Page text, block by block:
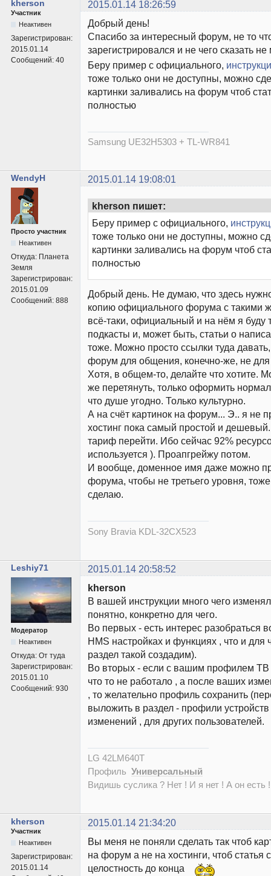
kherson 2015.01.14 18:26:59
Участник
Неактивен
Зарегистрирован:
2015.01.14
Сообщений: 40
Добрый день!
Спасибо за интересный форум, не то
зарегистрировался и не чего сказать
Беру пример с официального,
тоже только они не доступны, можно
картинки заливались на форум чтоб
полностью
Samsung UE32H5303 + ТL-WR841
WendyH 2015.01.14 19:08:01
Просто участник
Неактивен
Откуда: Планета
Земля
Зарегистрирован:
2015.01.09
Сообщений: 888
kherson пишет:
Беру пример с официального,
тоже только они не доступны, можно
картинки заливались на форум чтоб
полностью
Добрый день. Не думаю, что здесь
копию официального форума с такими
всё-таки, официальный и на нём я буду
подкасты и, может быть, статьи о
тоже. Можно просто ссылки туда
форум для общения, конечно-же, не
Хотя, в общем-то, делайте что хотите.
же перетянуть, только оформить
что душе угодно. Только культурно.
А на счёт картинок на форум... Э.. я не
хостинг пока самый простой и
тариф перейти. Ибо сейчас 92%
используется ). Проапгрейжу потом.
И вообще, доменное имя даже можно
форума, чтобы не третьего уровня,
сделаю.
Sony Bravia KDL-32CX523
Leshiy71 2015.01.14 20:58:52
Модератор
Неактивен
Откуда: От туда
Зарегистрирован:
2015.01.10
Сообщений: 930
kherson
В вашей инструкции много чего
понятно, конкретно для чего.
Во первых - есть интерес разобраться
HMS настройках и функциях , что и для
раздел такой создадим).
Во вторых - если с вашим профилем ТВ
что то не работало , а после ваших
, то желательно профиль сохранить
выложить в раздел - профили
изменений , для других пользователей.
LG 42LM640T
Профиль Универсальный
Видишь суслика ? Нет ! И я нет ! А он есть
kherson 2015.01.14 21:34:20
Участник
Неактивен
Зарегистрирован:
2015.01.14
Вы меня не поняли сделать так чтоб
на форум а не на хостинги, чтоб статья
целостность до конца